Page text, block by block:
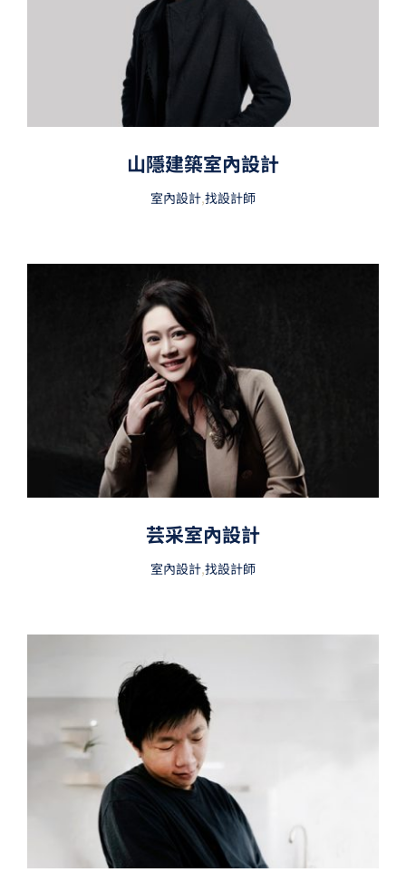
山隱建築室內設計
室內設計,找設計師
芸采室內設計
室內設計,找設計師